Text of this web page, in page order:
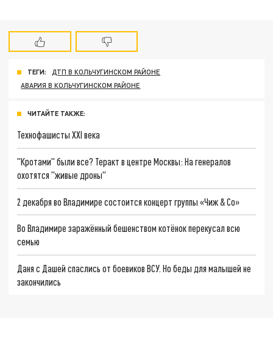
ТЕГИ:
ДТП В КОЛЬЧУГИНСКОМ РАЙОНЕ
АВАРИЯ В КОЛЬЧУГИНСКОМ РАЙОНЕ
ЧИТАЙТЕ ТАКЖЕ:
Технофашисты XXI века
"Кротами" были все? Теракт в центре Москвы: На генералов
охотятся "живые дроны"
2 декабря во Владимире состоится концерт группы «Чиж & Co»
Во Владимире заражённый бешенством котёнок перекусал всю
семью
Даня с Дашей спаслись от боевиков ВСУ. Но беды для малышей не
закончились